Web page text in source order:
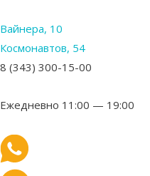
Вайнера, 10
Космонавтов, 54
8 (343) 300-15-00
Ежедневно 11:00 — 19:00